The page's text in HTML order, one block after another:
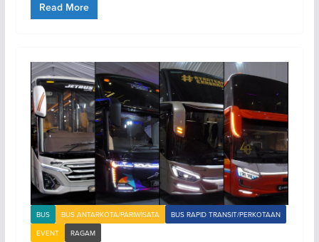
Read More
BUS BUS ANTARKOTA/PARIWISATA
BUS RAPID TRANSIT/PERKOTAAN
EVENT
RAGAM